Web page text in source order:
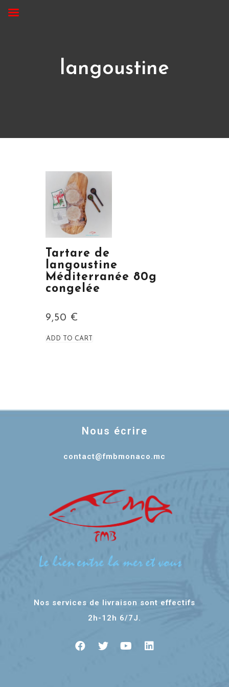
langoustine
Tartare de
langoustine
Méditerranée 80g
congelée
9,50 €
ADD TO CART
Nous écrire
contact@fmbmonaco.mc
Nos services de livraison sont effectifs
2h-12h 6/7J.